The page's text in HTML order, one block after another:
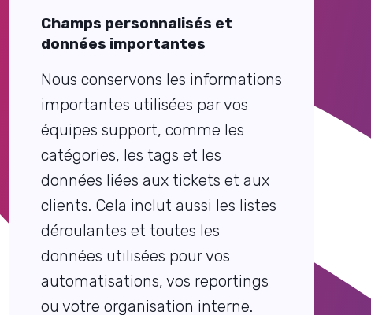
Champs personnalisés et
données importantes
Nous conservons les informations
importantes utilisées par vos
équipes support, comme les
catégories, les tags et les
données liées aux tickets et aux
clients. Cela inclut aussi les listes
déroulantes et toutes les
données utilisées pour vos
automatisations, vos reportings
ou votre organisation interne.